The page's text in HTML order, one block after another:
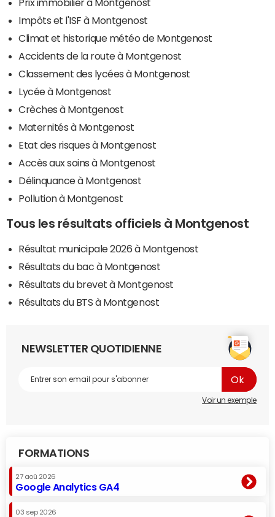
Prix immobilier à Montgenost
Impôts et l'ISF à Montgenost
Climat et historique météo de Montgenost
Accidents de la route à Montgenost
Classement des lycées à Montgenost
Lycée à Montgenost
Crèches à Montgenost
Maternités à Montgenost
Etat des risques à Montgenost
Accès aux soins à Montgenost
Délinquance à Montgenost
Pollution à Montgenost
Tous les résultats officiels à Montgenost
Résultat municipale 2026 à Montgenost
Résultats du bac à Montgenost
Résultats du brevet à Montgenost
Résultats du BTS à Montgenost
NEWSLETTER QUOTIDIENNE
Voir un exemple
FORMATIONS
27 aoû 2026
Google Analytics GA4
03 sep 2026